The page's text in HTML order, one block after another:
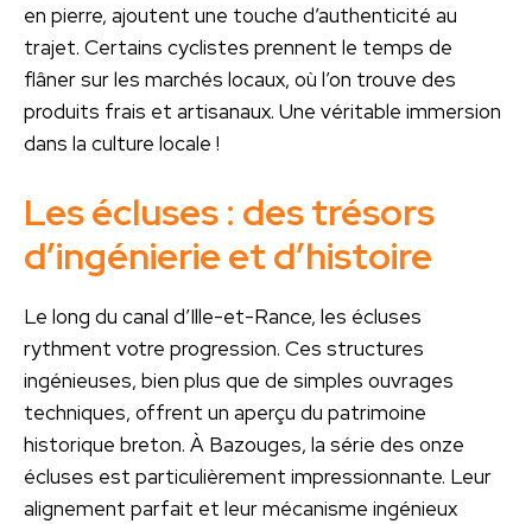
en pierre, ajoutent une touche d’authenticité au
trajet. Certains cyclistes prennent le temps de
flâner sur les marchés locaux, où l’on trouve des
produits frais et artisanaux. Une véritable immersion
dans la culture locale !
Les écluses : des trésors
d’ingénierie et d’histoire
Le long du canal d’Ille-et-Rance, les écluses
rythment votre progression. Ces structures
ingénieuses, bien plus que de simples ouvrages
techniques, offrent un aperçu du patrimoine
historique breton. À Bazouges, la série des onze
écluses est particulièrement impressionnante. Leur
alignement parfait et leur mécanisme ingénieux